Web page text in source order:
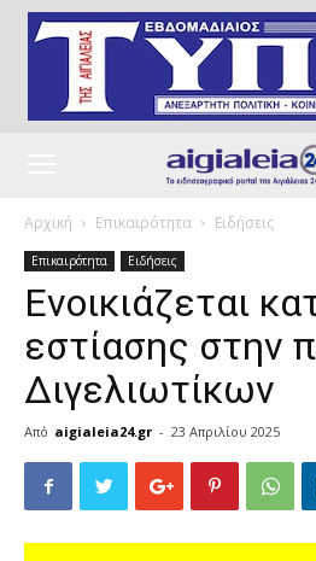
Αρχική Επικαιρότητα Ειδήσεις
Επικαιρότητα Ειδήσεις
Ενοικιάζεται
εστίασης στην
Διγελιωτίκων
Από aigialeia24.gr - 23 Απριλίου 2025